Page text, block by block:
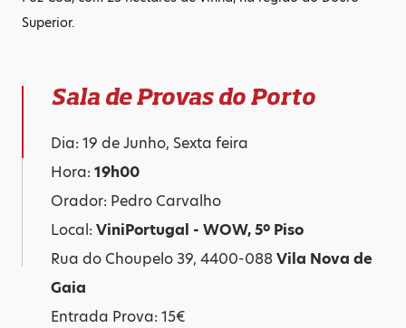
Superior.
Sala de Provas do Porto
Dia: 19 de Junho, Sexta feira
Hora: 19h00
Orador: Pedro Carvalho
Local: ViniPortugal - WOW, 5º Piso
Rua do Choupelo 39, 4400-088Vila Nova de
Gaia
Entrada Prova: 15€